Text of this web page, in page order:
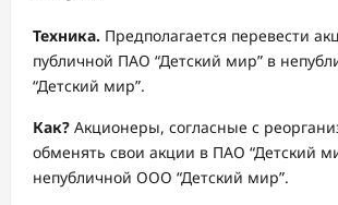
Техника. Предполагается перевести
публичной ПАО “Детский мир” в
“Детский мир”.
Как? Акционеры, согласные с
обменять свои акции в ПАО “Детский
непубличной ООО “Детский мир”.